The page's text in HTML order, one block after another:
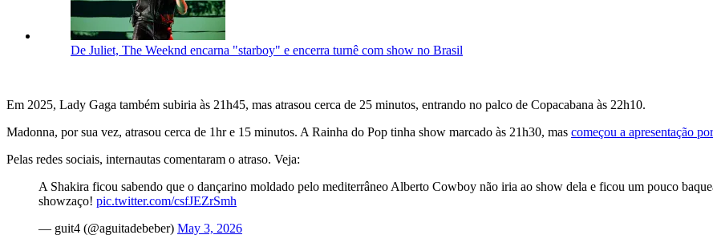
De Juliet, The Weeknd encarna "starboy" e encerra turnê com show no Brasil
Em 2025, Lady Gaga também subiria às 21h45, mas atrasou cerca de 25 minutos, entrando no palco de Copacabana às 22h10.
Madonna, por sua vez, atrasou cerca de 1hr e 15 minutos. A Rainha do Pop tinha show marcado às 21h30, mas começou a apresentação
Pelas redes sociais, internautas comentaram o atraso. Veja:
A Shakira ficou sabendo que o dançarino moldado pelo mediterrâneo Alberto Cowboy não iria ao show dela e ficou um pouco
showzaço! pic.twitter.com/csfJEZrSmh
— guit4 (@aguitadebeber) May 3, 2026